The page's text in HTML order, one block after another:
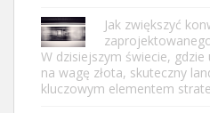
Jak zwiększyć
W dzisiejszym świecie,
na wagę złota, skuteczny
kluczowym elementem